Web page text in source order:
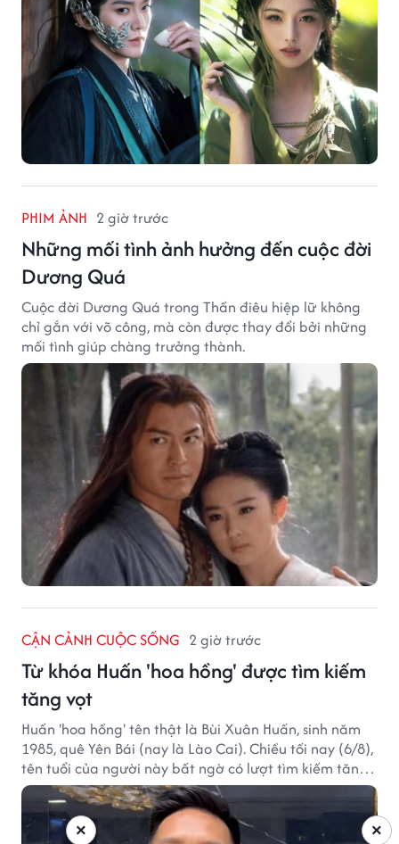
PHIM ẢNH 2 giờ trước
Những mối tình ảnh hưởng đến cuộc đời
Dương Quá
Cuộc đời Dương Quá trong Thần điêu hiệp lữ không
chỉ gắn với võ công, mà còn được thay đổi bởi những
mối tình giúp chàng trưởng thành.
CẬN CẢNH CUỘC SỐNG 2 giờ trước
Từ khóa Huấn 'hoa hồng' được tìm kiếm
tăng vọt
Huấn 'hoa hồng' tên thật là Bùi Xuân Huấn, sinh năm
1985, quê Yên Bái (nay là Lào Cai). Chiều tối nay (6/8),
tên tuổi của người này bất ngờ có lượt tìm kiếm tăng
vọt.
×
×